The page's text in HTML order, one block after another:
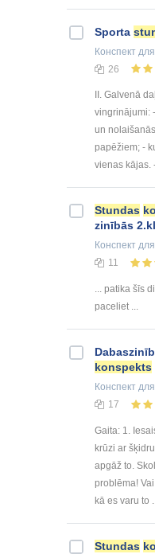
Sporta
Конспект
26
II. Galvenā
vingrinājumi:
un
papēžiem; -
vienas kājas.
Stundas
zinībās
Конспект
11
... patika šīs
paceliet ...
konspekts
Конспект
17
Gaita: 1.
krūzi ar
apgāž to.
problēma!
kā es varu to
Stundas